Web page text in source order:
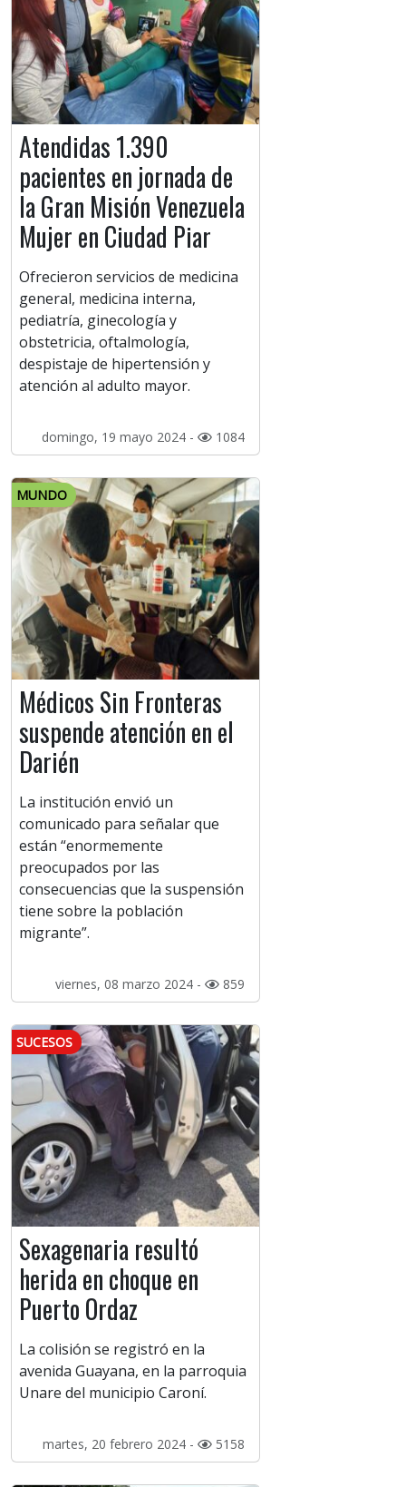
Atendidas 1.390
pacientes en jornada de
la Gran Misión Venezuela
Mujer en Ciudad Piar
Ofrecieron servicios de medicina
general, medicina interna,
pediatría, ginecología y
obstetricia, oftalmología,
despistaje de hipertensión y
atención al adulto mayor.
domingo, 19 mayo 2024 - 1084
MUNDO
Médicos Sin Fronteras
suspende atención en el
Darién
La institución envió un
comunicado para señalar que
están “enormemente
preocupados por las
consecuencias que la suspensión
tiene sobre la población
migrante”.
viernes, 08 marzo 2024 - 859
SUCESOS
Sexagenaria resultó
herida en choque en
Puerto Ordaz
La colisión se registró en la
avenida Guayana, en la parroquia
Unare del municipio Caroní.
martes, 20 febrero 2024 - 5158